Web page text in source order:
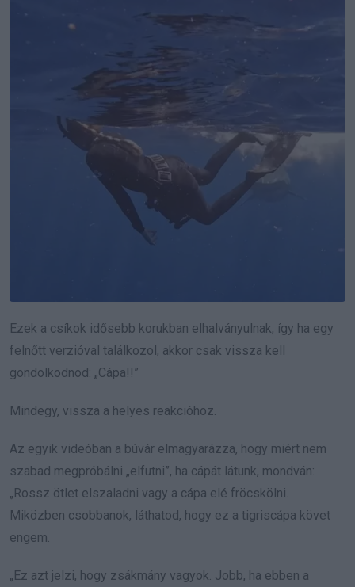
Ezek a csíkok idősebb korukban elhalványulnak, így ha egy
felnőtt verzióval találkozol, akkor csak vissza kell
gondolkodnod: „Cápa!!”
Mindegy, vissza a helyes reakcióhoz.
Az egyik videóban a búvár elmagyarázza, hogy miért nem
szabad megpróbálni „elfutni”, ha cápát látunk, mondván:
„Rossz ötlet elszaladni vagy a cápa elé fröcskölni.
Miközben csobbanok, láthatod, hogy ez a tigriscápa követ
engem.
„Ez azt jelzi, hogy zsákmány vagyok. Jobb, ha ebben a